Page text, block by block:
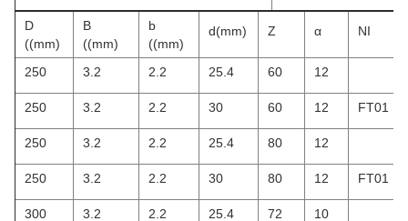
D
((mm)
B
((mm)
b
((mm)
d(mm) Z α NI
250 3.2 2.2 25.4 60 12
250 3.2 2.2 30 60 12 FT01
250 3.2 2.2 25.4 80 12
250 3.2 2.2 30 80 12 FT01
300 3.2 2.2 25.4 72 10